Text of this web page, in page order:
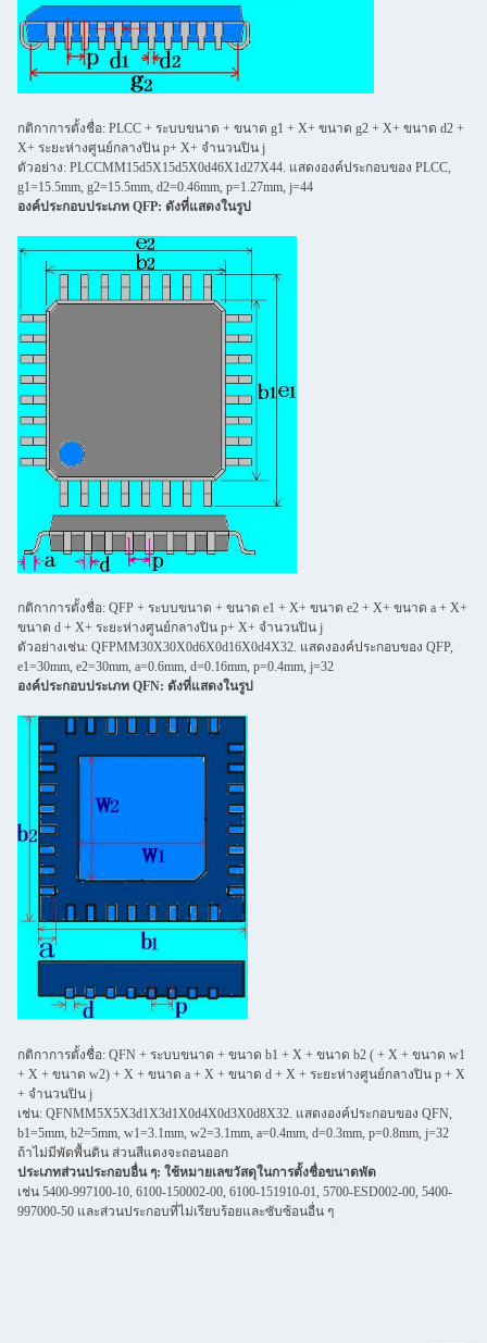
กติกาการตั้งชื่อ: PLCC + ระบบขนาด + ขนาด g1 + X+ ขนาด g2 + X+ ขนาด d2 +
X+ ระยะห่างศูนย์กลางปิน p+ X+ จํานวนปิน j
ตัวอย่าง: PLCCMM15d5X15d5X0d46X1d27X44. แสดงองค์ประกอบของ PLCC,
g1=15.5mm, g2=15.5mm, d2=0.46mm, p=1.27mm, j=44
องค์ประกอบประเภท QFP: ดังที่แสดงในรูป
กติกาการตั้งชื่อ: QFP + ระบบขนาด + ขนาด e1 + X+ ขนาด e2 + X+ ขนาด a + X+
ขนาด d + X+ ระยะห่างศูนย์กลางปิน p+ X+ จํานวนปิน j
ตัวอย่างเช่น: QFPMM30X30X0d6X0d16X0d4X32. แสดงองค์ประกอบของ QFP,
e1=30mm, e2=30mm, a=0.6mm, d=0.16mm, p=0.4mm, j=32
องค์ประกอบประเภท QFN: ดังที่แสดงในรูป
กติกาการตั้งชื่อ: QFN + ระบบขนาด + ขนาด b1 + X + ขนาด b2 ( + X + ขนาด w1
+ X + ขนาด w2) + X + ขนาด a + X + ขนาด d + X + ระยะห่างศูนย์กลางปิน p + X
+ จํานวนปิน j
เช่น: QFNMM5X5X3d1X3d1X0d4X0d3X0d8X32. แสดงองค์ประกอบของ QFN,
b1=5mm, b2=5mm, w1=3.1mm, w2=3.1mm, a=0.4mm, d=0.3mm, p=0.8mm, j=32
ถ้าไม่มีพัดพื้นดิน ส่วนสีแดงจะถอนออก
ประเภทส่วนประกอบอื่น ๆ: ใช้หมายเลขวัสดุในการตั้งชื่อขนาดพัด
เช่น 5400-997100-10, 6100-150002-00, 6100-151910-01, 5700-ESD002-00, 5400-
997000-50 และส่วนประกอบที่ไม่เรียบร้อยและซับซ้อนอื่น ๆ